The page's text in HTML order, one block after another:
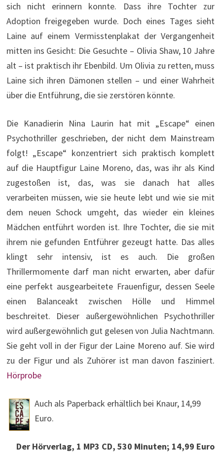
sich nicht erinnern konnte. Dass ihre Tochter zur
Adoption freigegeben wurde. Doch eines Tages sieht
Laine auf einem Vermisstenplakat der Vergangenheit
mitten ins Gesicht: Die Gesuchte – Olivia Shaw, 10 Jahre
alt – ist praktisch ihr Ebenbild. Um Olivia zu retten, muss
Laine sich ihren Dämonen stellen – und einer Wahrheit
über die Entführung, die sie zerstören könnte.
Die Kanadierin Nina Laurin hat mit „Escape“ einen
Psychothriller geschrieben, der nicht dem Mainstream
folgt! „Escape“ konzentriert sich praktisch komplett
auf die Hauptfigur Laine Moreno, das, was ihr als Kind
zugestoßen ist, das, was sie danach hat alles
verarbeiten müssen, wie sie heute lebt und wie sie mit
dem neuen Schock umgeht, das wieder ein kleines
Mädchen entführt worden ist. Ihre Tochter, die sie mit
ihrem nie gefunden Entführer gezeugt hatte. Das alles
klingt sehr intensiv, ist es auch. Die großen
Thrillermomente darf man nicht erwarten, aber dafür
eine perfekt ausgearbeitete Frauenfigur, dessen Seele
einen Balanceakt zwischen Hölle und Himmel
beschreitet. Dieser außergewöhnlichen Psychothriller
wird außergewöhnlich gut gelesen von Julia Nachtmann.
Sie geht voll in der Figur der Laine Moreno auf. Sie wird
zu der Figur und als Zuhörer ist man davon fasziniert.
Hörprobe
Auch als Paperback erhältlich bei Knaur, 14,99
Euro.
Der Hörverlag, 1 MP3 CD, 530 Minuten; 14,99 Euro